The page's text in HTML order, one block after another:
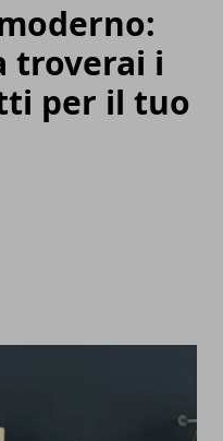
troverai i
per il tuo